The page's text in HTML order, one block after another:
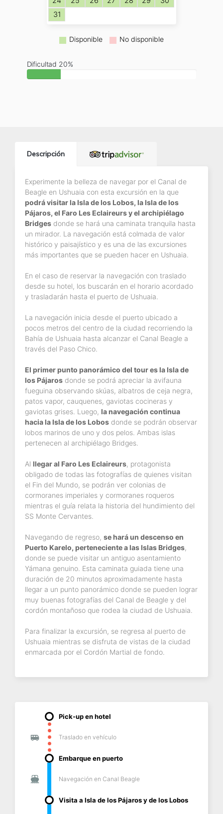
31
Disponible No disponible
Dificultad 20%
Descripción
Experimente la belleza de navegar por el Canal de
Beagle en Ushuaia con esta excursión en la que
podrá visitar la Isla de los Lobos, la Isla de los
Pájaros, el Faro Les Eclaireurs y el archipiélago
Bridges donde se hará una caminata tranquila hasta
un mirador. La navegación está colmada de valor
histórico y paisajístico y es una de las excursiones
más importantes que se pueden hacer en Ushuaia.
En el caso de reservar la navegación con traslado
desde su hotel, los buscarán en el horario acordado
y trasladarán hasta el puerto de Ushuaia.
La navegación inicia desde el puerto ubicado a
pocos metros del centro de la ciudad recorriendo la
Bahía de Ushuaia hasta alcanzar el Canal Beagle a
través del Paso Chico.
El primer punto panorámico del tour es la Isla de
los Pájaros donde se podrá apreciar la avifauna
fueguina observando skúas, albatros de ceja negra,
patos vapor, cauquenes, gaviotas cocineras y
gaviotas grises. Luego, la navegación continua
hacia la Isla de los Lobos donde se podrán observar
lobos marinos de uno y dos pelos. Ambas islas
pertenecen al archipiélago Bridges.
Al llegar al Faro Les Eclaireurs, protagonista
obligado de todas las fotografías de quienes visitan
el Fin del Mundo, se podrán ver colonias de
cormoranes imperiales y cormoranes roqueros
mientras el guía relata la historia del hundimiento del
SS Monte Cervantes.
Navegando de regreso, se hará un descenso en
Puerto Karelo, perteneciente a las Islas Bridges,
donde se puede visitar un antiguo asentamiento
Yámana genuino. Esta caminata guiada tiene una
duración de 20 minutos aproximadamente hasta
llegar a un punto panorámico donde se pueden lograr
muy buenas fotografías del Canal de Beagle y del
cordón montañoso que rodea la ciudad de Ushuaia.
Para finalizar la excursión, se regresa al puerto de
Ushuaia mientras se disfruta de vistas de la ciudad
enmarcada por el Cordón Martial de fondo.
Pick-up en hotel
Traslado en vehículo
Embarque en puerto
Navegación en Canal Beagle
Visita a Isla de los Pájaros y de los Lobos